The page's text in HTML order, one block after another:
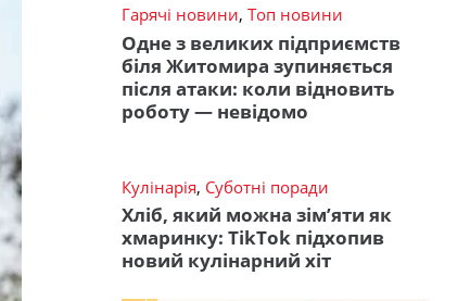
Гарячі новини, Топ новини
Одне з великих підприємств
біля Житомира зупиняється
після атаки: коли відновить
роботу — невідомо
Кулінарія, Суботні поради
Хліб, який можна зім’яти як
хмаринку: TikTok підхопив
новий кулінарний хіт